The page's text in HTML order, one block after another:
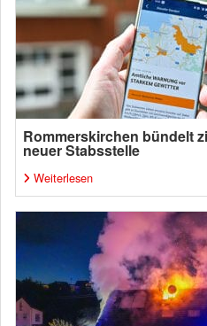
Rommerskirchen bündelt
neuer Stabsstelle
Weiterlesen